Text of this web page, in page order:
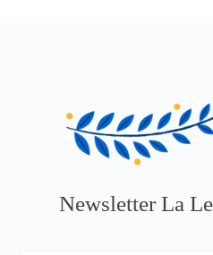
Newsletter La